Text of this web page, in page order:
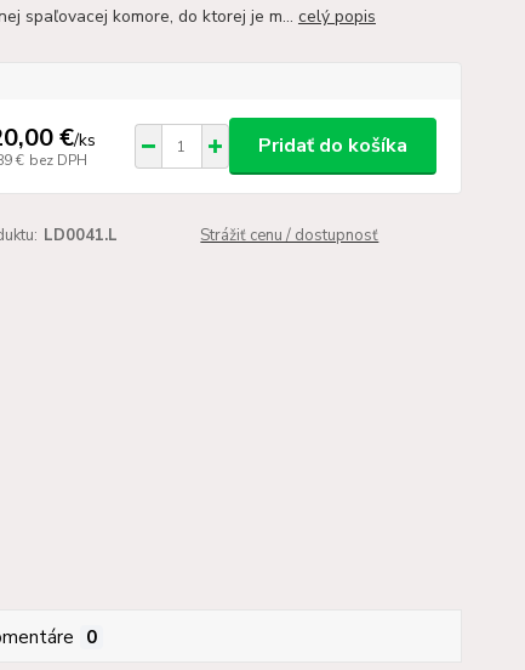
spaľovacej komore, do ktorej je m... celý popis
€/ks
€ bez DPH
Pridať do košíka
LD0041.L Strážiť cenu / dostupnosť
0